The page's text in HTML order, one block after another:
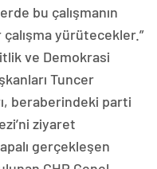
bu çalışmanın
yürütecekler.”
ve Demokrasi
Tuncer
beraberindeki parti
ziyaret
gerçekleşen